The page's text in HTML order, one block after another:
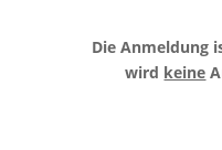
Die Anmeldung
wird keine